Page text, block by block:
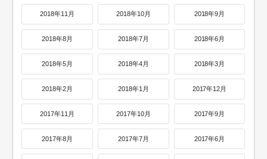
2018年11月 2018年10月 2018年9月
2018年8月 2018年7月 2018年6月
2018年5月 2018年4月 2018年3月
2018年2月 2018年1月 2017年12月
2017年11月 2017年10月 2017年9月
2017年8月 2017年7月 2017年6月